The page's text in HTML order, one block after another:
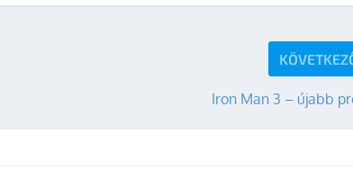
Iron Man 3 – újabb